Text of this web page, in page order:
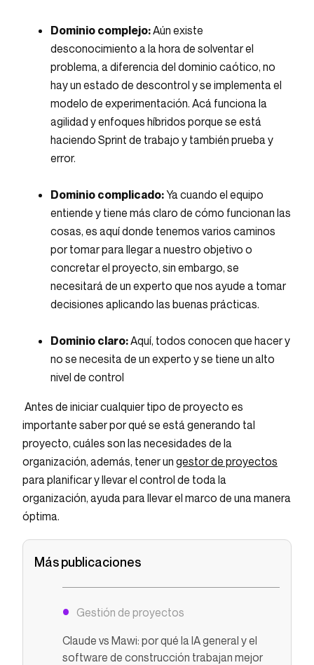
Más publicaciones
Gestión de proyectos
Claude vs Mawi: por qué la IA general y el
software de construcción trabajan mejor
Dominio complejo:Aún existe
desconocimiento a la hora de solventar el
problema, a diferencia del dominio caótico, no
hay un estado de descontrol y se implementa el
modelo de experimentación. Acá funciona la
agilidad y enfoques híbridos porque se está
haciendo Sprint de trabajo y también prueba y
error.
Dominio complicado:Ya cuando el equipo
entiende y tiene más claro de cómo funcionan las
cosas, es aquí donde tenemos varios caminos
por tomar para llegar a nuestro objetivo o
concretar el proyecto, sin embargo, se
necesitará de un experto que nos ayude a tomar
decisiones aplicando las buenas prácticas.
Dominio claro:Aquí, todos conocen que hacer y
no se necesita de un experto y se tiene un alto
nivel de control
Antes de iniciar cualquier tipo de proyecto es
importante saber por qué se está generando tal
proyecto, cuáles son las necesidades de la
organización, además, tener un gestor de proyectos
para planificar y llevar el control de toda la
organización, ayuda para llevar el marco de una manera
óptima.